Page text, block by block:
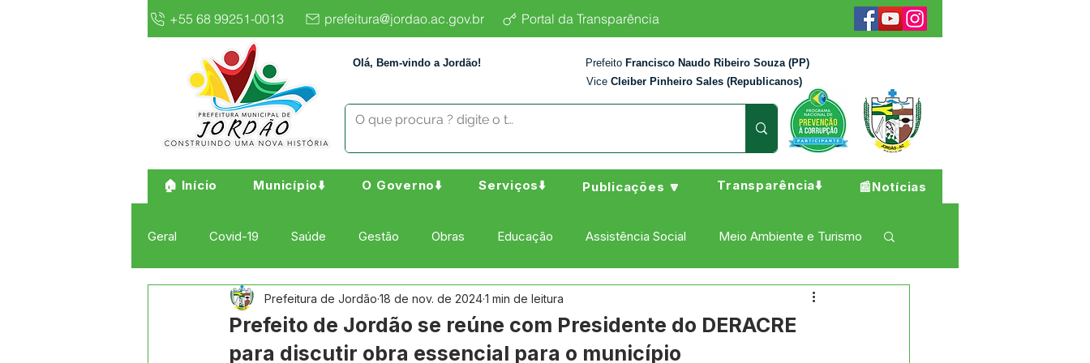
+55 68 99251-0013 prefeitura@jordao.ac.gov.br Portal da Transparência
Olá, Bem-vindo a Jordão! Prefeito Francisco Naudo Ribeiro Souza (PP)
Vice Cleiber Pinheiro Sales (Republicanos)
🏠 Início Município⬇️ O Governo⬇️ Serviços⬇️ Publicações 🔽 Transparência⬇️ 📰Notícias
Geral Covid-19 Saúde Gestão Obras Educação Assistência Social Meio Ambiente e Turismo
Institucional e Governo Cultura Esporte e Lazer Administração e Finanças Campanhas
Prefeito de Jordão se reúne com Presidente do DERACRE
para discutir obra essencial para o município
Prefeitura de Jordão 18 de nov. de 20241 min de leitura